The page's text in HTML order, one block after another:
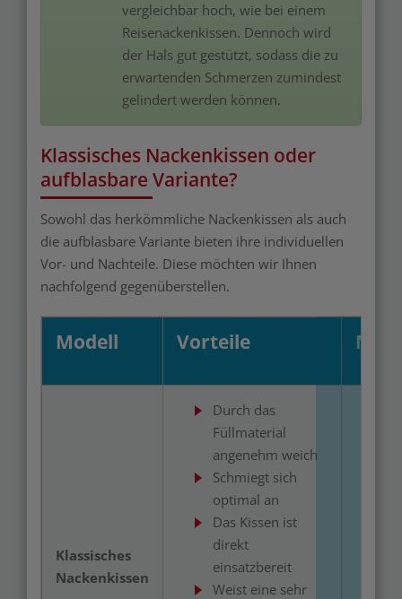
vergleichbar hoch, wie bei einem
Reisenackenkissen. Dennoch wird
der Hals gut gestützt, sodass die zu
erwartenden Schmerzen zumindest
gelindert werden können.
Klassisches Nackenkissen oder
aufblasbare Variante?
Sowohl das herkömmliche Nackenkissen als auch
die aufblasbare Variante bieten ihre individuellen
Vor- und Nachteile. Diese möchten wir Ihnen
nachfolgend gegenüberstellen.
Modell Vorteile
Klassisches
Nackenkissen
Durch das
Füllmaterial
angenehm weich
Schmiegt sich
optimal an
Das Kissen ist
direkt
einsatzbereit
Weist eine sehr